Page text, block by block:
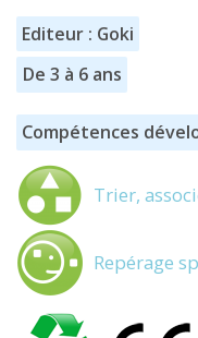
Editeur : Goki
De 3 à 6 ans
Compétences
Trier,
Repérage